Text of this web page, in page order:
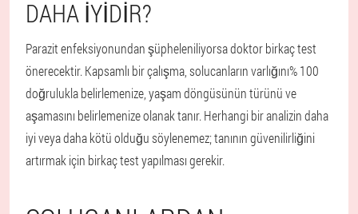
DAHA IYIDIR?
Parazit enfeksiyonundan şüpheleniliyorsa doktor birkaç test
önerecektir. Kapsamlı bir çalışma, solucanların varlığını% 100
doğrulukla belirlemenize, yaşam döngüsünün türünü ve
aşamasını belirlemenize olanak tanır. Herhangi bir analizin daha
iyi veya daha kötü olduğu söylenemez; tanının güvenilirliğini
artırmak için birkaç test yapılması gerekir.